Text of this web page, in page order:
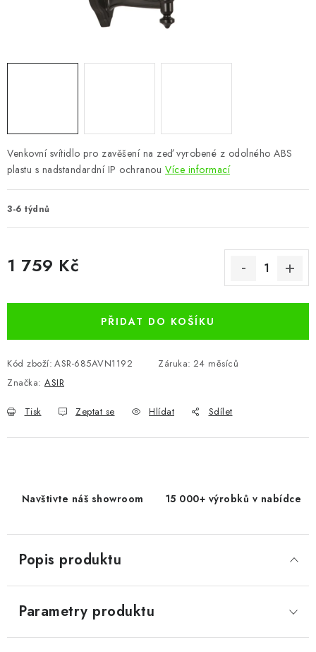
OSTATNÍ
VÝPRODEJ
Vše o nákupu Info
Reklamace a odstoupení od smlouvy
Venkovní svítidlo pro zavěšení na zeď vyrobené z odolného ABS
plastu s nadstandardní IP ochranou Více informací
3-6 týdnů
1 759 Kč
PŘIDAT DO KOŠÍKU
Kód zboží: ASR-685AVN1192 Záruka: 24 měsíců
Značka: ASIR
Tisk Zeptat se Hlídat Sdílet
Navštivte náš showroom 15 000+ výrobků v nabídce
Popis produktu
Parametry produktu